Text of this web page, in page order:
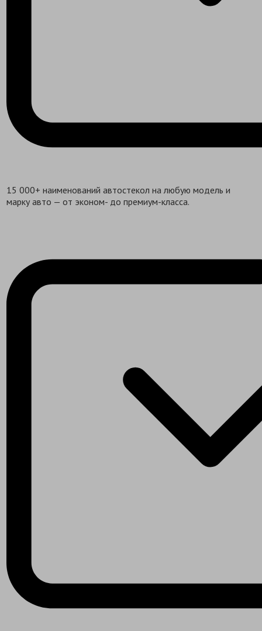
15 000+ наименований автостекол на любую модель и
марку авто — от эконом- до премиум-класса.